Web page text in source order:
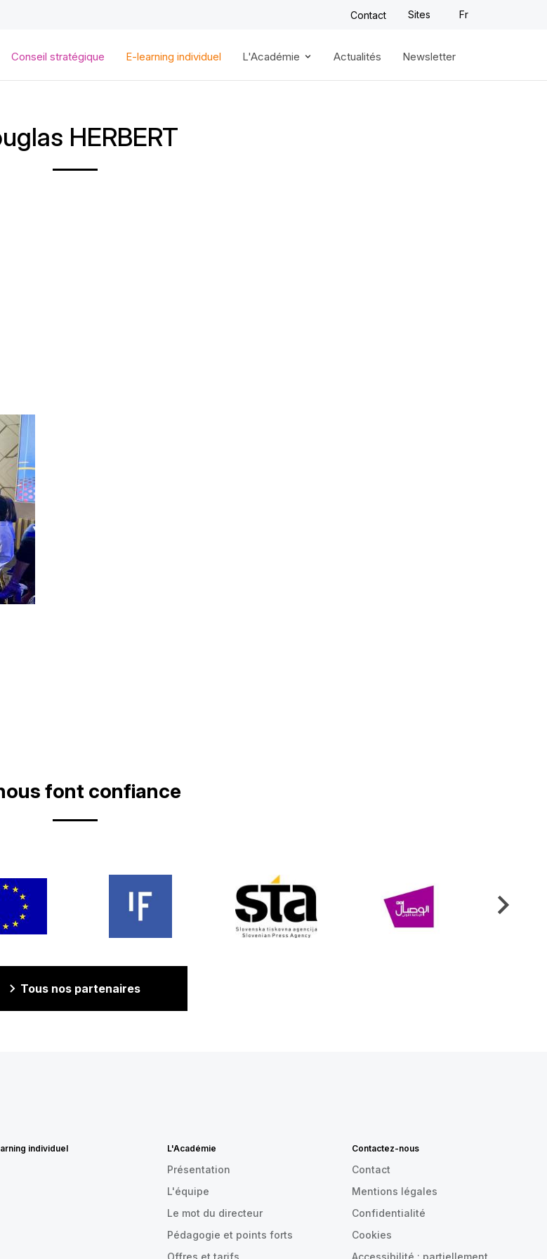
principal
Contact Sites Fr
Conseil stratégique E-learning individuel L'Académie Actualités Newsletter
HERBERT
font confiance
Tous nos partenaires
individuel L'Académie
Présentation
L'équipe
Le mot du directeur
Pédagogie et points forts
Offres et tarifs
Contactez-nous
Contact
Mentions légales
Confidentialité
Cookies
Accessibilité : partiellement